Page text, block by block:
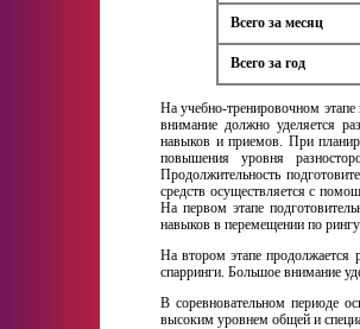
Всего за месяц
Всего за год
На учебно-тренировочном
внимание должно уделяется
навыков и приемов. При
повышения уровня
Продолжительность
средств осуществляется с
На первом этапе
навыков в перемещении по
На втором этапе продолжается
спарринги. Большое внимание
В соревновательном периоде
высоким уровнем общей и